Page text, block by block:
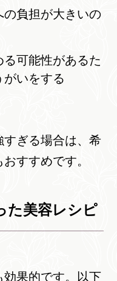
の負担が大きいの
可能性があるた
いをする
すぎる場合は、希
すすめです。
た美容レシピ
効果的です。以下